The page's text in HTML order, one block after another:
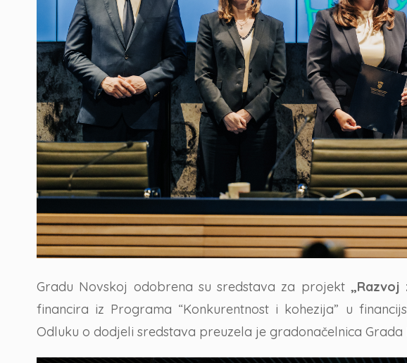
Gradu Novskoj odobrena su sredstava za projekt „Razvoj
financira iz Programa “Konkurentnost i kohezija” u
Odluku o dodjeli sredstava preuzela je gradonačelnica Grada